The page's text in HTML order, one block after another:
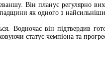
Він планує регулярно
як одного з
Водночас він підтвердив
статус чемпіона та прогрес